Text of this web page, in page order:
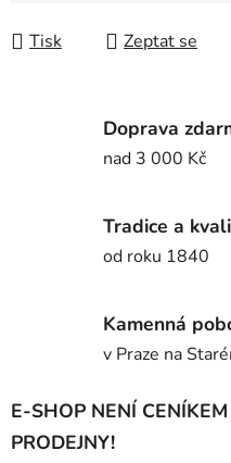
Tisk Zeptat se
Doprava
nad 3 000 Kč
Tradice a
od roku 1840
Kamenná
v Praze na
E-SHOP NENÍ
PRODEJNY!